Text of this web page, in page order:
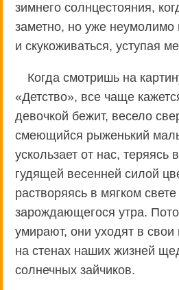
зимнего солнцестояния,
заметно, но уже неумолимо
и скукоживаться, уступая
Когда смотришь на
«Детство», все чаще
девочкой бежит, весело
смеющийся рыженький
ускользает от нас, теряясь
гудящей весенней силой
растворяясь в мягком
зарождающегося утра.
умирают, они уходят в свои
на стенах наших жизней
солнечных зайчиков.